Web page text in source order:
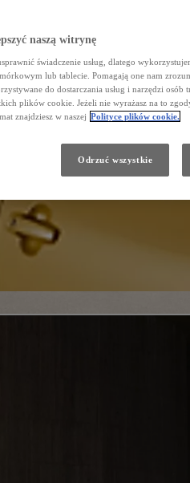
naszą witrynę
świadczenie usług, dlatego
lub tablecie. Pomagają one nam
do dostarczania usług i narzędzi osób
plików cookie. Jeżeli nie wyrażasz na to
znajdziesz w naszej Polityce plików cookie.
Odrzuć wszystkie